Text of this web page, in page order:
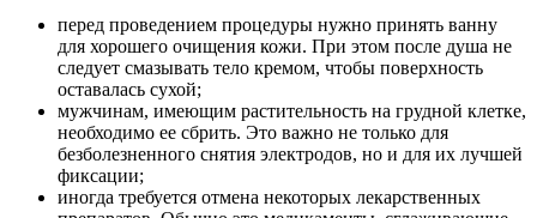
перед проведением процедуры нужно принять ванну
для хорошего очищения кожи. При этом после душа не
следует смазывать тело кремом, чтобы поверхность
оставалась сухой;
мужчинам, имеющим растительность на грудной клетке,
необходимо ее сбрить. Это важно не только для
безболезненного снятия электродов, но и для их лучшей
фиксации;
иногда требуется отмена некоторых лекарственных